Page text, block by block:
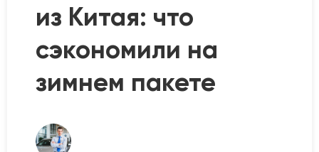
из Китая: что
сэкономили на
зимнем пакете